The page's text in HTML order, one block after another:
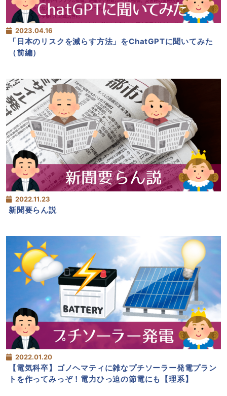
2023.04.16
「日本のリスクを減らす方法」をChatGPTに聞いてみた
（前編）
2022.11.23
新聞要らん説
2022.01.20
【電気科卒】ゴノヘマティに雑なプチソーラー発電プラン
トを作ってみっぞ！電力ひっ迫の節電にも【理系】